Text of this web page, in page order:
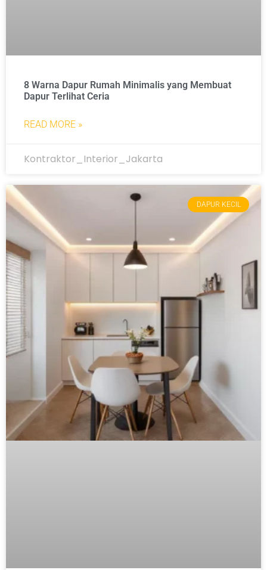
8 Warna Dapur Rumah Minimalis yang Membuat
Dapur Terlihat Ceria
READ MORE »
Kontraktor_Interior_Jakarta
DAPUR KECIL